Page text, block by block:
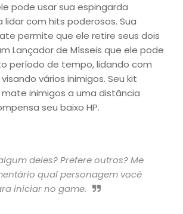
pode usar sua espingarda
lidar com hits poderosos. Sua
permite que ele retire seus dois
Lançador de Mísseis que ele pode
período de tempo, lidando com
vários inimigos. Seu kit
inimigos a uma distância
seu baixo HP.
deles? Prefere outros? Me
qual personagem você
iniciar no game.